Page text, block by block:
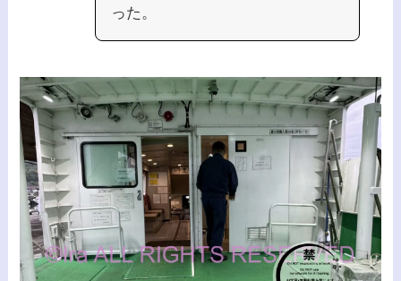
った。